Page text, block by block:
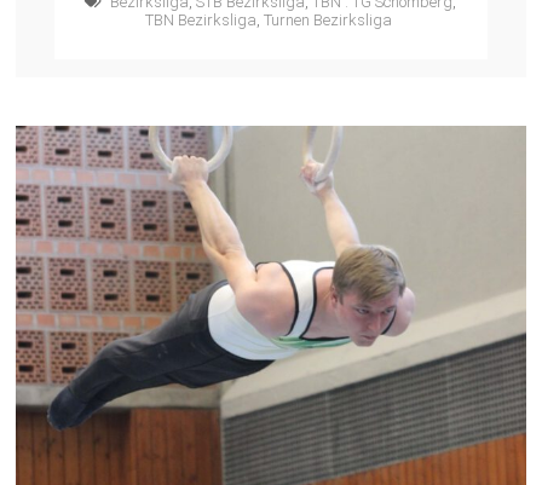
TBN Bezirksliga ,Turnen Bezirksliga